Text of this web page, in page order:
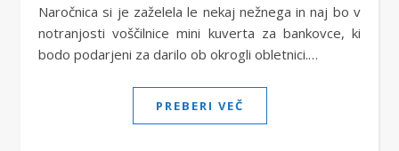
Naročnica si je zaželela le nekaj nežnega in naj bo v
notranjosti voščilnice mini kuverta za bankovce, ki
bodo podarjeni za darilo ob okrogli obletnici.…
PREBERI VEČ